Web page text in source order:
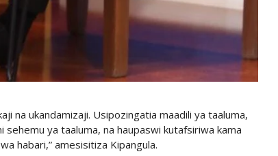
na ukandamizaji. Usipozingatia maadili ya taaluma,
sehemu ya taaluma, na haupaswi kutafsiriwa kama
habari,” amesisitiza Kipangula.